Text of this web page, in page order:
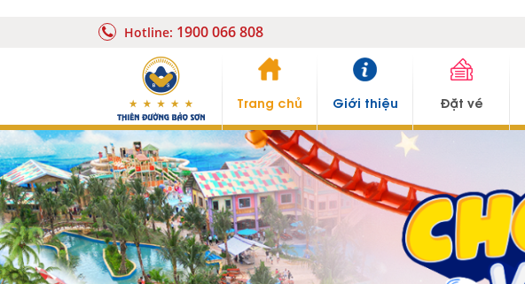
Hotline: 1900 066 808
Trang chủ Giới thiệu Đặt vé